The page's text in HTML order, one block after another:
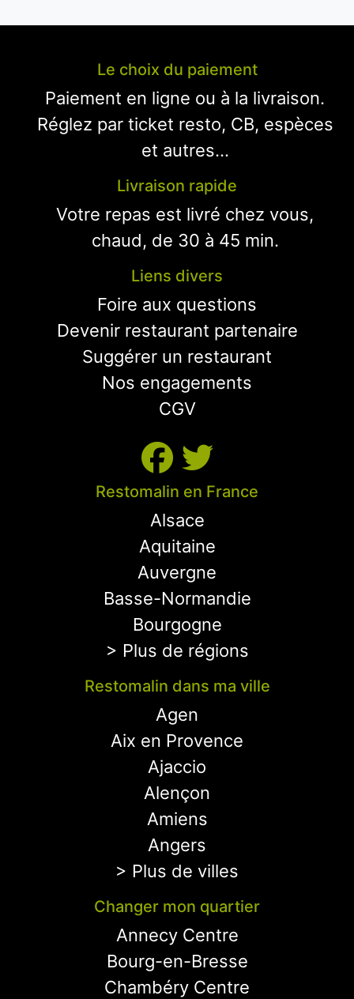
Le choix du paiement
Paiement en ligne ou à la livraison.
Réglez par ticket resto, CB, espèces
et autres...
Livraison rapide
Votre repas est livré chez vous,
chaud, de 30 à 45 min.
Liens divers
Foire aux questions
Devenir restaurant partenaire
Suggérer un restaurant
Nos engagements
CGV
Restomalin en France
Alsace
Aquitaine
Auvergne
Basse-Normandie
Bourgogne
> Plus de régions
Restomalin dans ma ville
Agen
Aix en Provence
Ajaccio
Alençon
Amiens
Angers
> Plus de villes
Changer mon quartier
Annecy Centre
Bourg-en-Bresse
Chambéry Centre